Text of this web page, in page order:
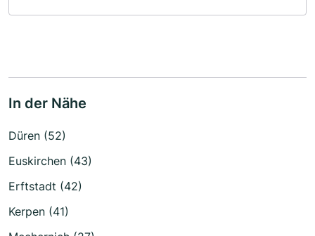
In der Nähe
Düren (52)
Euskirchen (43)
Erftstadt (42)
Kerpen (41)